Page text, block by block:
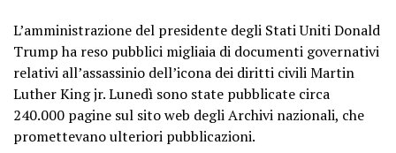
L’amministrazione del presidente degli Stati Uniti Donald
Trump ha reso pubblici migliaia di documenti governativi
relativi all’assassinio dell’icona dei diritti civili Martin
Luther King jr. Lunedì sono state pubblicate circa
240.000 pagine sul sito web degli Archivi nazionali, che
promettevano ulteriori pubblicazioni.